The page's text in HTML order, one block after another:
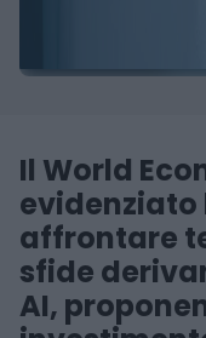
Il World
affrontare
sfide
AI,